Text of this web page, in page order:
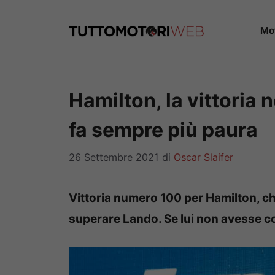
Hamilton, la vittoria
fa sempre più paura
26 Settembre 2021 di Oscar Slaifer
Vittoria numero 100 per Hamilton,
superare Lando. Se lui non avesse